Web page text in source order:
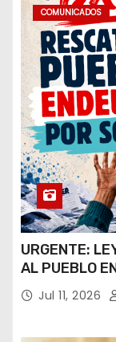
COMUNICADOS
URGENTE:
AL PUEBLO
Jul 11, 2026